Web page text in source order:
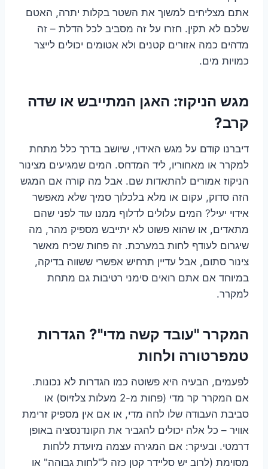
אתם מצליחים למשוך את השטר בקלות יתרה, האטם
שלכם לא תקין. חזרו על זה מסביב לכל הדלת – זה
מדהים כמה אזורים קטנים ולא אטומים יכולים לייצר
כמויות מים.
מגש הניקוז: האגן המתייבש או שדה
קרב?
דיברנו קודם על מגש האידוי, שיושב בדרך כלל מתחת
למקרר או מאחוריו, ליד המדחס. המים שמגיעים מצינור
הניקוז אמורים להתאדות שם. אבל מה קורה אם המגש
הזה סדוק, עקום או מלא בלכלוך סמיך שלא מאפשר
אידוי יעיל? המים עלולים לדלוף ממנו עוד לפני שהם
מתאדים, או שהוא פשוט לא יתייבש מספיק מהר, מה
שיגרום לעודף לחות במערכת. זה פחות שכיח מאשר
צינור סתום, אבל עדיין תרחיש אפשרי ששווה בדיקה,
במיוחד אם אתם רואים סימני רטיבות גם מתחת
למקרר.
המקרר "עובד קשה מדי"? הגדרות
טמפרטורה ולחות
לפעמים, הבעיה היא פשוטה כמו הגדרות לא נכונות.
אם המקרר קר מדי (פחות מ-2 מעלות צלזיוס) או
סביבת העבודה שלו לחה מדי, או אם אין מספיק זרימת
אוויר – כל אלה יכולים להגביר את הקונדנסציה באופן
דרמטי. ובעיקר: אם המגירה עצמה מיועדת ללחות
מסוימת (לרוב יש סליידר קטן כזה ל"לחות גבוהה" או